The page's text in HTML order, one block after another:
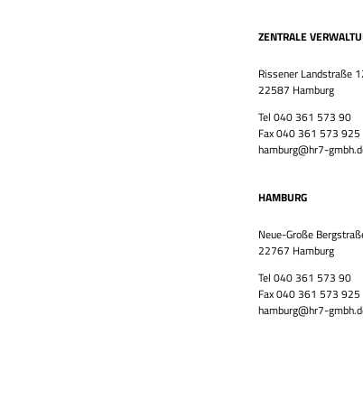
ZENTRALE
Rissener Landstraße
22587 Hamburg
Tel 040 361 573 90
Fax 040 361 573 925
hamburg@hr7-
HAMBURG
Neue-Große
22767 Hamburg
Tel 040 361 573 90
Fax 040 361 573 925
hamburg@hr7-